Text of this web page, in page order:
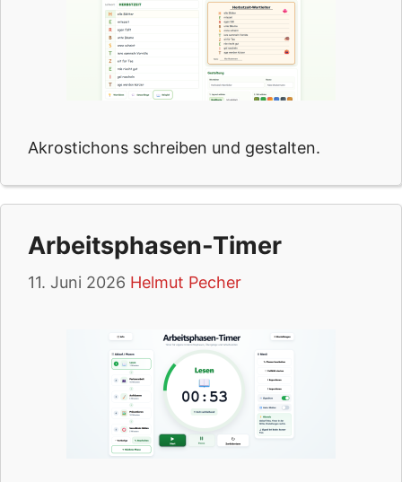
Akrostichons schreiben und gestalten.
Arbeitsphasen-Timer
11. Juni 2026 Helmut Pecher